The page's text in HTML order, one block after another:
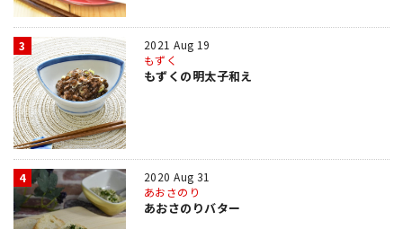
3
2021 Aug 19
もずく
もずくの明太子和え
4
2020 Aug 31
あおさのり
あおさのりバター